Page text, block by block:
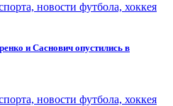
новости футбола, хоккея
и Саснович опустились в
новости футбола, хоккея